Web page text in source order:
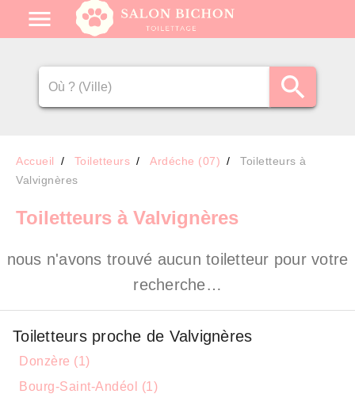
Accueil Toiletteurs Ardéche (07)
Toiletteurs à
Valvignères
Toiletteurs à Valvignères
nous n'avons trouvé aucun toiletteur pour votre
recherche…
Toiletteurs proche de Valvignères
Donzère (1)
Bourg-Saint-Andéol (1)